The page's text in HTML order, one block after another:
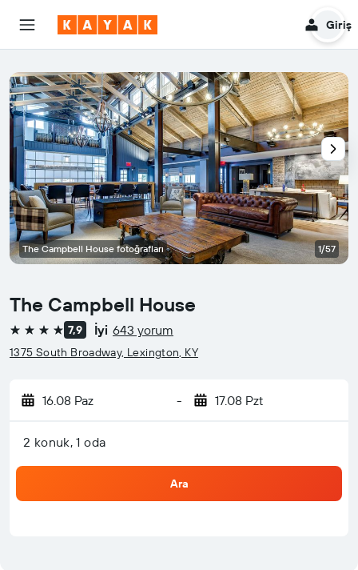
Giriş
The Campbell House
4 yıldız 7,9 İyi 643 yorum
1375 South Broadway, Lexington, KY
16.08 Paz - 17.08 Pzt
2 konuk, 1 oda
Ara
The Campbell House fotoğrafları 1/57